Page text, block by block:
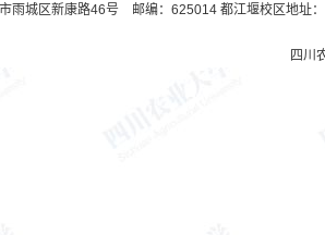
雨城区新康路46号 邮编：625014 都江堰校区地址
四川